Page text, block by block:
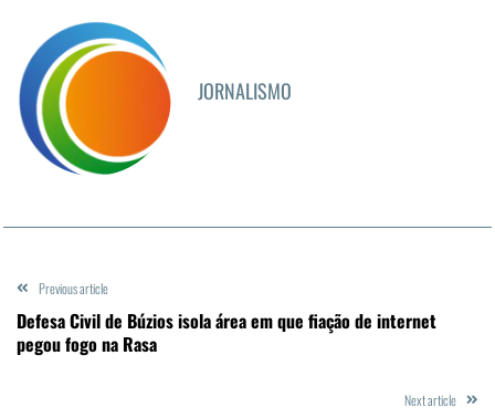
JORNALISMO
Previous article
Defesa Civil de Búzios isola área em que fiação de internet
pegou fogo na Rasa
Next article